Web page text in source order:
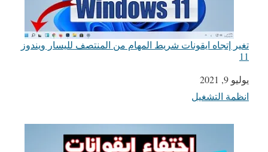
تغير إتجاه ايقونات شريط المهام من المنتصف لليسار ويندوز
11
التاريخ
يوليو 9, 2021
في ما يتعلق بما يأتي
انظمة التشغيل